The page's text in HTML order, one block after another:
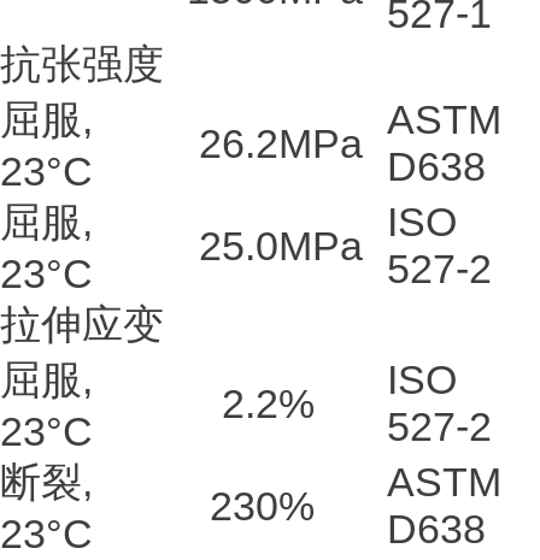
527-1
抗张强度
屈服,
23°C
26.2MPa
ASTM
D638
屈服,
23°C
25.0MPa
ISO
527-2
拉伸应变
屈服,
23°C
2.2%
ISO
527-2
断裂,
23°C
230%
ASTM
D638